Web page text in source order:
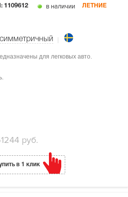
1109612 в наличии ЛЕТНИЕ
для легковых авто.
руб.
в 1 клик